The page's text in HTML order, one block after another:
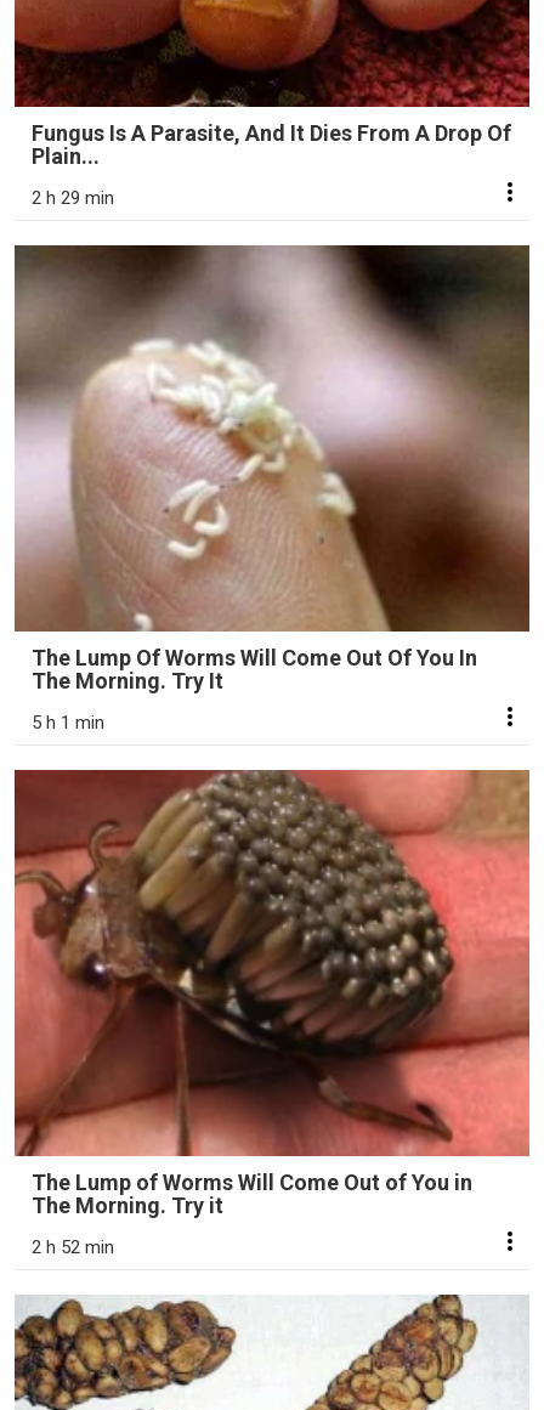
Fungus Is A Parasite, And It Dies From A Drop Of
Plain...
2 h 29 min
The Lump Of Worms Will Come Out Of You In
The Morning. Try It
5 h 1 min
The Lump of Worms Will Come Out of You in
The Morning. Try it
2 h 52 min